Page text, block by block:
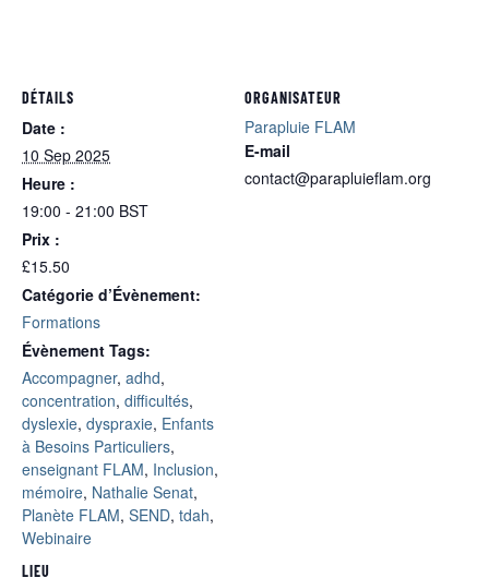
DÉTAILS
Date :
10 Sep 2025
Heure :
19:00 - 21:00 BST
Prix :
£15.50
Catégorie d’Évènement:
Formations
Évènement Tags:
Accompagner, adhd,
concentration, difficultés,
dyslexie, dyspraxie, Enfants
à Besoins Particuliers,
enseignant FLAM, Inclusion,
mémoire, Nathalie Senat,
Planète FLAM, SEND, tdah,
Webinaire
LIEU
ORGANISATEUR
Parapluie FLAM
E-mail
contact@parapluieflam.org